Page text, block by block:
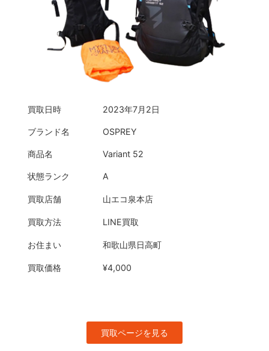
買取日時 2023年7月2日
ブランド名 OSPREY
商品名 Variant 52
状態ランク A
買取店舗 山エコ泉本店
買取方法 LINE買取
お住まい 和歌山県日高町
買取価格 ¥4,000
買取ページを見る